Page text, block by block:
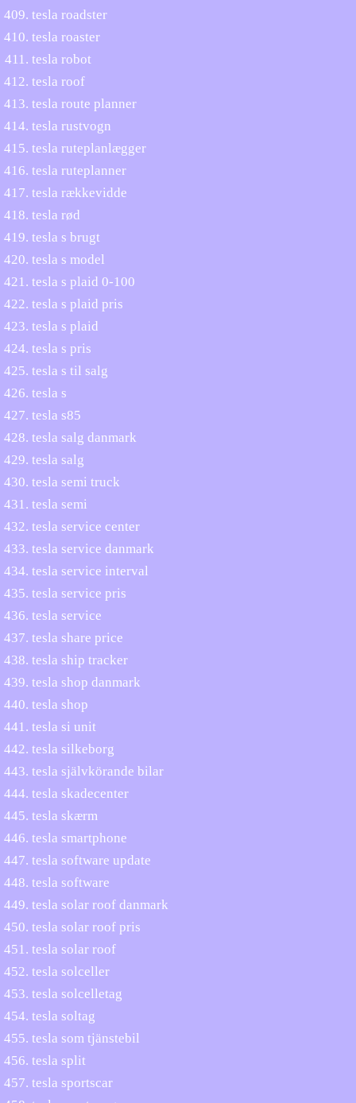
tesla roadster
tesla roaster
tesla robot
tesla roof
tesla route planner
tesla rustvogn
tesla ruteplanlægger
tesla ruteplanner
tesla rækkevidde
tesla rød
tesla s brugt
tesla s model
tesla s plaid 0-100
tesla s plaid pris
tesla s plaid
tesla s pris
tesla s til salg
tesla s
tesla s85
tesla salg danmark
tesla salg
tesla semi truck
tesla semi
tesla service center
tesla service danmark
tesla service interval
tesla service pris
tesla service
tesla share price
tesla ship tracker
tesla shop danmark
tesla shop
tesla si unit
tesla silkeborg
tesla självkörande bilar
tesla skadecenter
tesla skærm
tesla smartphone
tesla software update
tesla software
tesla solar roof danmark
tesla solar roof pris
tesla solar roof
tesla solceller
tesla solcelletag
tesla soltag
tesla som tjänstebil
tesla split
tesla sportscar